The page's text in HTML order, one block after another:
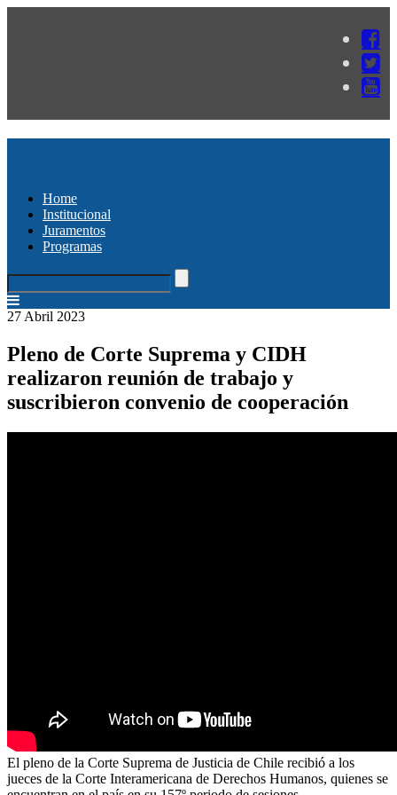
Home
Institucional
Juramentos
Programas
27 Abril 2023
Pleno de Corte Suprema y CIDH
realizaron reunión de trabajo y
suscribieron convenio de cooperación
El pleno de la Corte Suprema de Justicia de Chile recibió a los
jueces de la Corte Interamericana de Derechos Humanos, quienes se